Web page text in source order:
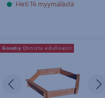
Heti 14 myymälästä
Hiekkalaatikko kuusikulmainen
Goodiy 150cm ruskea
Edellinen
Goodiy Onnistu edullisesti